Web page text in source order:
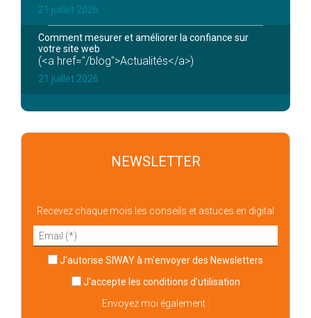
21 juillet 2026
Comment mesurer et améliorer la confiance sur
votre site web
(<a href="/blog">Actualités</a>)
21 juillet 2026
NEWSLETTER
Recevez chaque mois les conseils et astuces en digital
J'autorise SIWAY à m'envoyer des Newsletters
J'accepte les conditions d'utilisation
Envoyez moi également :